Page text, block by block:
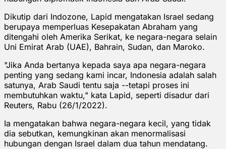
Dikutip dari Indozone, Lapid mengatakan Israel sedang
berupaya memperluas Kesepakatan Abraham yang
ditengahi oleh Amerika Serikat, ke negara-negara selain
Uni Emirat Arab (UAE), Bahrain, Sudan, dan Maroko.
"Jika Anda bertanya kepada saya apa negara-negara
penting yang sedang kami incar, Indonesia adalah salah
satunya, Arab Saudi tentu saja --tetapi proses ini
membutuhkan waktu," kata Lapid, seperti disadur dari
Reuters, Rabu (26/1/2022).
Ia mengatakan bahwa negara-negara kecil, yang tidak
dia sebutkan, kemungkinan akan menormalisasi
hubungan dengan Israel dalam dua tahun mendatang.